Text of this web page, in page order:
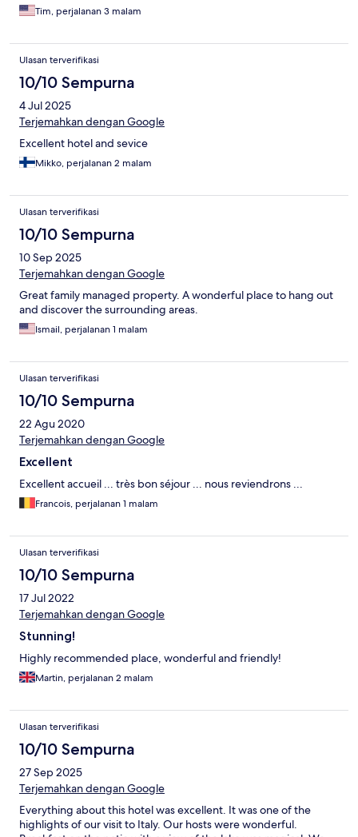
Tim, perjalanan 3 malam
Ulasan terverifikasi
10/10 Sempurna
4 Jul 2025
Terjemahkan dengan Google
Excellent hotel and sevice
Mikko, perjalanan 2 malam
Ulasan terverifikasi
10/10 Sempurna
10 Sep 2025
Terjemahkan dengan Google
Great family managed property. A wonderful place to hang out
and discover the surrounding areas.
Ismail, perjalanan 1 malam
Ulasan terverifikasi
10/10 Sempurna
22 Agu 2020
Terjemahkan dengan Google
Excellent
Excellent accueil ... très bon séjour ... nous reviendrons ...
Francois, perjalanan 1 malam
Ulasan terverifikasi
10/10 Sempurna
17 Jul 2022
Terjemahkan dengan Google
Stunning!
Highly recommended place, wonderful and friendly!
Martin, perjalanan 2 malam
Ulasan terverifikasi
10/10 Sempurna
27 Sep 2025
Terjemahkan dengan Google
Everything about this hotel was excellent. It was one of the
highlights of our visit to Italy. Our hosts were wonderful.